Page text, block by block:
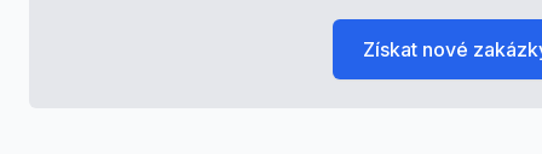
Získat nové